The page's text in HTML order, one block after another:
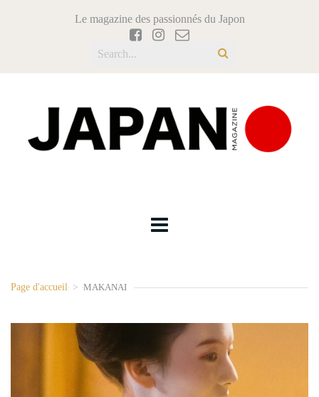
Le magazine des passionnés du Japon
Page d'accueil > MAKANAI